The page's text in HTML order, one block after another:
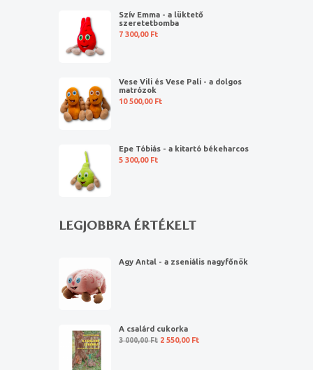
Szív Emma - a lüktető
szeretetbomba
7 300,00 Ft
Vese Vili és Vese Pali - a dolgos
matrózok
10 500,00 Ft
Epe Tóbiás - a kitartó békeharcos
5 300,00 Ft
LEGJOBBRA ÉRTÉKELT
Agy Antal - a zseniális nagyfőnök
A csalárd cukorka
3 000,00Ft 2 550,00 Ft